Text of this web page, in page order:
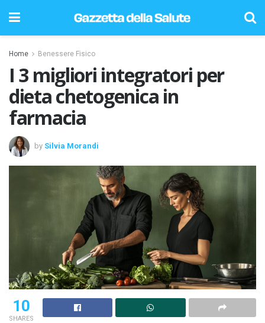
Home Benessere Fisico
I 3 migliori integratori per
dieta chetogenica in
farmacia
by Silvia Morandi
10
SHARES